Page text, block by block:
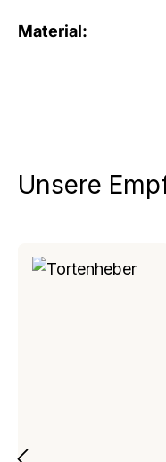
Material:
Produktgalerie
Unsere